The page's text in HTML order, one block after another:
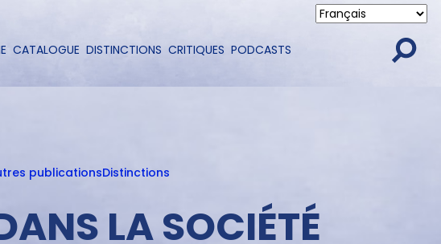
CATALOGUE DISTINCTIONS CRITIQUES PODCASTS
publicationsDistinctions
LA SOCIÉTÉ